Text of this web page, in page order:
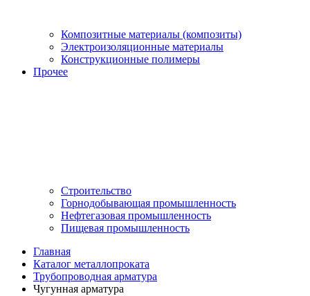
Композитные материалы (композиты)
Электроизоляционные материалы
Конструкционные полимеры
Прочее
Строительство
Горнодобывающая промышленность
Нефтегазовая промышленность
Пищевая промышленность
Главная
Каталог металлопроката
Трубопроводная арматура
Чугунная арматура